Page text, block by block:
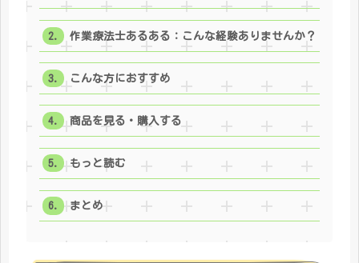
作業療法士あるある：こんな経験ありませんか？
こんな方におすすめ
商品を見る・購入する
もっと読む
まとめ